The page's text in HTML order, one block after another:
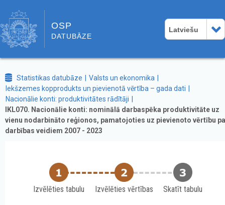
OSP
DATUBĀZE
Latviešu
Statistikas datubāze
Valsts un ekonomika
Iekšzemes kopprodukts un pievienotā vērtība – gada dati
Nacionālie konti: produktivitātes rādītāji
IKL070. Nacionālie konti: nominālā darbaspēka produktivitāte uz
vienu nodarbināto reģionos, pamatojoties uz pievienoto vērtību pa
darbības veidiem 2007 - 2023
Izvēlēties tabulu Izvēlēties vērtības Skatīt tabulu